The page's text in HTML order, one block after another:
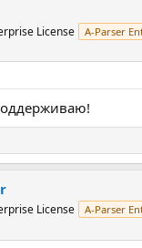
License A-Parser
License A-Parser